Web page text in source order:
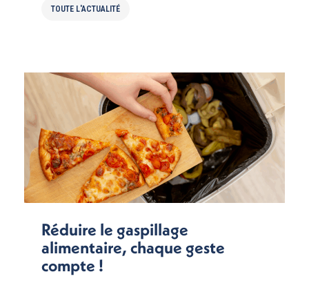
TOUTE L'ACTUALITÉ
Réduire le gaspillage
alimentaire, chaque geste
compte !